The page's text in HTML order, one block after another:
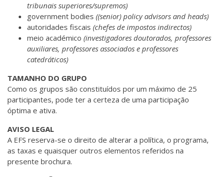
tribunais superiores/supremos)
government bodies ((senior) policy advisors and heads)
autoridades fiscais (chefes de impostos indirectos)
meio académico (investigadores doutorados, professores
auxiliares, professores associados e professores
catedráticos)
TAMANHO DO GRUPO
Como os grupos são constituídos por um máximo de 25
participantes, pode ter a certeza de uma participação
óptima e ativa.
AVISO LEGAL
A EFS reserva-se o direito de alterar a política, o programa,
as taxas e quaisquer outros elementos referidos na
presente brochura.